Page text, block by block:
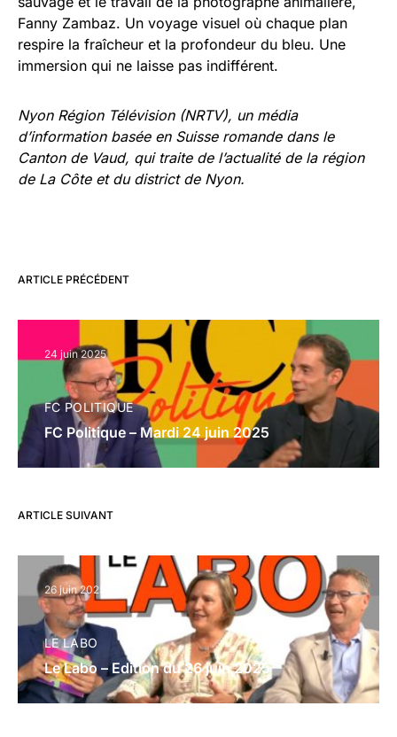
Fanny Zambaz. Un voyage visuel où chaque plan
respire la fraîcheur et la profondeur du bleu. Une
immersion qui ne laisse pas indifférent.
Nyon Région Télévision (NRTV), un média
d’information basée en Suisse romande dans le
Canton de Vaud, qui traite de l’actualité de la région
de La Côte et du district de Nyon.
ARTICLE PRÉCÉDENT
24 juin 2025
FC POLITIQUE
FC Politique – Mardi 24 juin 2025
ARTICLE SUIVANT
26 juin 2025
LE LABO
Le Labo – Edition du 26 juin 2025